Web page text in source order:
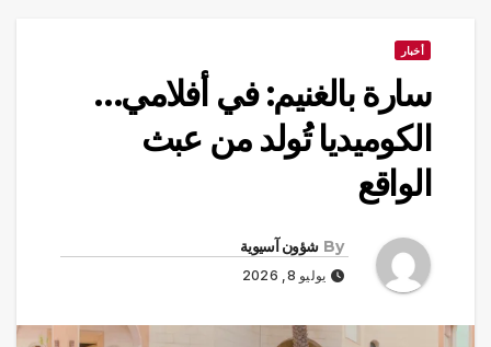
أخبار
سارة بالغنيم: في أفلامي…
الكوميديا تُولد من عبث
الواقع
By شؤون آسيوية
يوليو 8, 2026